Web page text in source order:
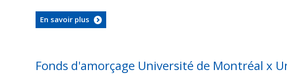
En savoir plus
Fonds d'amorçage Université de Montréal x